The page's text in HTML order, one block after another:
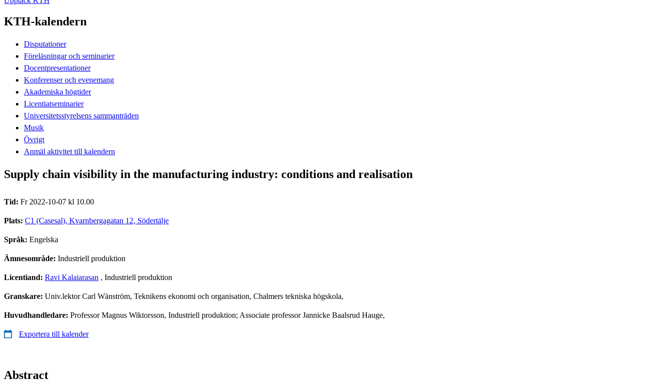
KTH-kalendern
Disputationer
Föreläsningar och seminarier
Docentpresentationer
Konferenser och evenemang
Akademiska högtider
Licentiatseminarier
Universitetsstyrelsens sammanträden
Musik
Övrigt
Anmäl aktivitet till kalendern
Supply chain visibility in the manufacturing industry: conditions and realisation
Tid: Fr 2022-10-07 kl 10.00
Plats: C1 (Casesal), Kvarnbergagatan 12, Södertälje
Språk: Engelska
Ämnesområde: Industriell produktion
Licentiand: Ravi Kalaiarasan , Industriell produktion
Granskare: Univ.lektor Carl Wänström, Teknikens ekonomi och organisation, Chalmers tekniska högskola,
Huvudhandledare: Professor Magnus Wiktorsson, Industriell produktion; Associate professor Jannicke Baalsrud Hauge,
Exportera till kalender
Abstract